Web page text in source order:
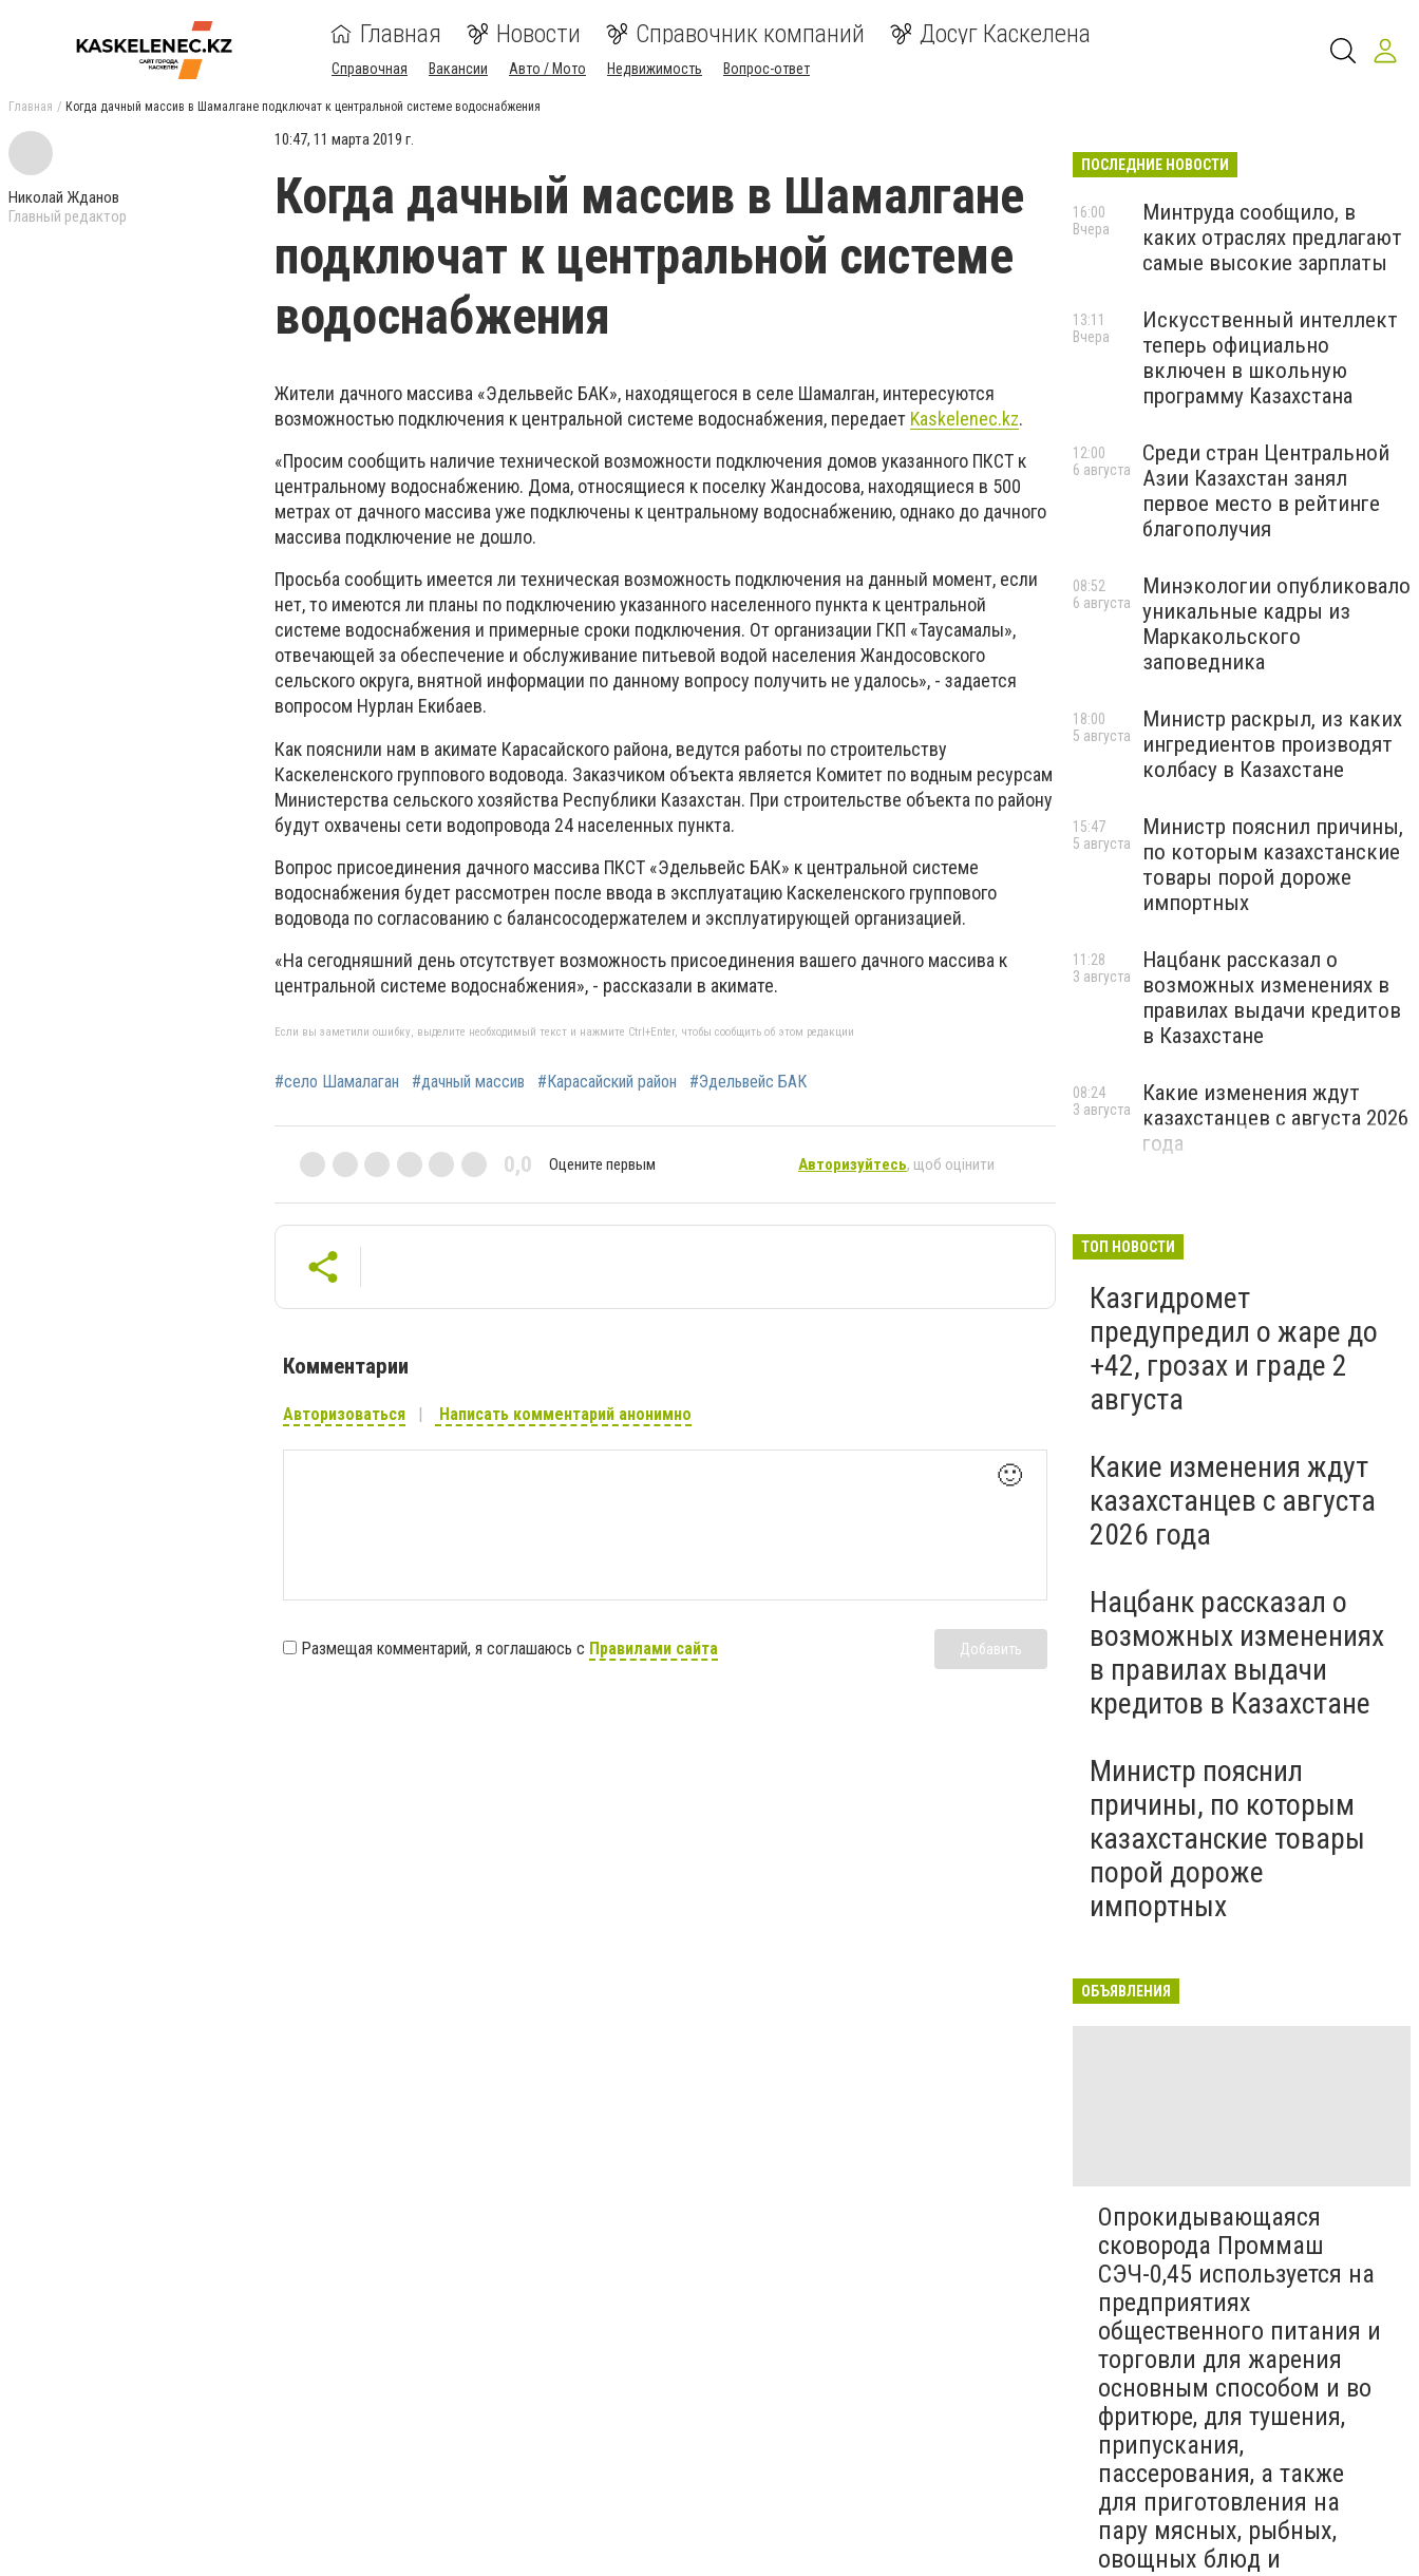
Главная Новости Справочник компаний Досуг Каскелена
Справочная Вакансии Авто / Мото Недвижимость Вопрос-ответ
Главная Когда дачный массив в Шамалгане подключат к центральной системе водоснабжения
Николай Жданов
Главный редактор
10:47, 11 марта 2019 г.
Когда дачный массив в Шамалгане
подключат к центральной системе
водоснабжения
Жители дачного массива «Эдельвейс БАК», находящегося в селе Шамалган, интересуются
возможностью подключения к центральной системе водоснабжения, передает Kaskelenec.kz.
«Просим сообщить наличие технической возможности подключения домов указанного ПКСТ к
центральному водоснабжению. Дома, относящиеся к поселку Жандосова, находящиеся в 500
метрах от дачного массива уже подключены к центральному водоснабжению, однако до дачного
массива подключение не дошло.
Просьба сообщить имеется ли техническая возможность подключения на данный момент, если
нет, то имеются ли планы по подключению указанного населенного пункта к центральной
системе водоснабжения и примерные сроки подключения. От организации ГКП «Таусамалы»,
отвечающей за обеспечение и обслуживание питьевой водой населения Жандосовского
сельского округа, внятной информации по данному вопросу получить не удалось», - задается
вопросом Нурлан Екибаев.
Как пояснили нам в акимате Карасайского района, ведутся работы по строительству
Каскеленского группового водовода. Заказчиком объекта является Комитет по водным ресурсам
Министерства сельского хозяйства Республики Казахстан. При строительстве объекта по району
будут охвачены сети водопровода 24 населенных пункта.
Вопрос присоединения дачного массива ПКСТ «Эдельвейс БАК» к центральной системе
водоснабжения будет рассмотрен после ввода в эксплуатацию Каскеленского группового
водовода по согласованию с балансосодержателем и эксплуатирующей организацией.
«На сегодняшний день отсутствует возможность присоединения вашего дачного массива к
центральной системе водоснабжения», - рассказали в акимате.
Если вы заметили ошибку, выделите необходимый текст и нажмите Ctrl+Enter, чтобы сообщить об этом редакции
#село Шамалаган #дачный массив #Карасайский район #Эдельвейс БАК
0,0 Оцените первым Авторизуйтесь, щоб оцінити
Комментарии
Авторизоваться Написать комментарий анонимно
🙂
Размещая комментарий, я соглашаюсь с Правилами сайта Добавить
ПОСЛЕДНИЕ НОВОСТИ
Минтруда сообщило, в
каких отраслях предлагают
самые высокие зарплаты
16:00
Вчера
Искусственный интеллект
теперь официально
включен в школьную
программу Казахстана
13:11
Вчера
Среди стран Центральной
Азии Казахстан занял
первое место в рейтинге
благополучия
12:00
6 августа
Минэкологии опубликовало
уникальные кадры из
Маркакольского
заповедника
08:52
6 августа
Министр раскрыл, из каких
ингредиентов производят
колбасу в Казахстане
18:00
5 августа
Министр пояснил причины,
по которым казахстанские
товары порой дороже
импортных
15:47
5 августа
Нацбанк рассказал о
возможных изменениях в
правилах выдачи кредитов
в Казахстане
11:28
3 августа
Какие изменения ждут
казахстанцев с августа 2026
года
08:24
3 августа
ТОП НОВОСТИ
Казгидромет
предупредил о жаре до
+42, грозах и граде 2
августа
Какие изменения ждут
казахстанцев с августа
2026 года
Нацбанк рассказал о
возможных изменениях
в правилах выдачи
кредитов в Казахстане
Министр пояснил
причины, по которым
казахстанские товары
порой дороже
импортных
ОБЪЯВЛЕНИЯ
Опрокидывающаяся
сковорода Проммаш
СЭЧ-0,45 используется на
предприятиях
общественного питания и
торговли для жарения
основным способом и во
фритюре, для тушения,
припускания,
пассерования, а также
для приготовления на
пару мясных, рыбных,
овощных блюд и